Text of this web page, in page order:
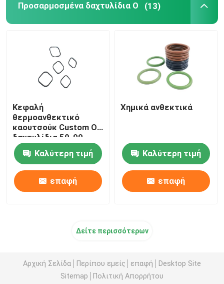
Προσαρμοσμένα δαχτυλίδια O (13)
Κεφαλή
θερμοανθεκτικό
καουτσούκ Custom O
δαχτυλίδια 50-90
Shore A
Καλύτερη τιμή
επαφή
Χημικά ανθεκτικά
Καλύτερη τιμή
επαφή
Δείτε περισσότερων
Αρχική Σελίδα Περίπου εμείς επαφή
Desktop Site
Sitemap
Πολιτική Απορρήτου